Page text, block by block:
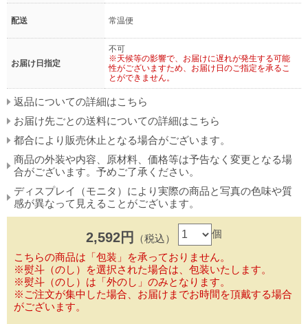
配送 常温便
お届け日指定
不可
※天候等の影響で、お届けに遅れが発生する可能
性がございますため、お届け日のご指定を承るこ
とができません。
返品についての詳細はこちら
お届け先ごとの送料についての詳細はこちら
都合により販売休止となる場合がございます。
商品の外装や内容、原材料、価格等は予告なく変更となる場
合がございます。予めご了承ください。
ディスプレイ（モニタ）により実際の商品と写真の色味や質
感が異なって見えることがございます。
2,592円 （税込） 個
こちらの商品は「包装」を承っておりません。
※熨斗（のし）を選択された場合は、包装いたします。
※熨斗（のし）は「外のし」のみとなります。
※ご注文が集中した場合、お届けまでお時間を頂戴する場合
がございます。